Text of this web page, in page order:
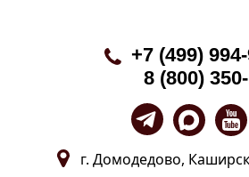
+7 (499)
8 (800)
г. Домодедово,